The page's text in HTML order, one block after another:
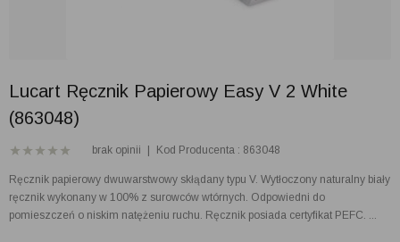
Lucart Ręcznik Papierowy Easy V 2 White
(863048)
brak opinii Kod Producenta : 863048
Ręcznik papierowy dwuwarstwowy skłądany typu V. Wytłoczony naturalny biały
ręcznik wykonany w 100% z surowców wtórnych. Odpowiedni do
pomieszczeń o niskim natężeniu ruchu. Ręcznik posiada certyfikat PEFC. ...